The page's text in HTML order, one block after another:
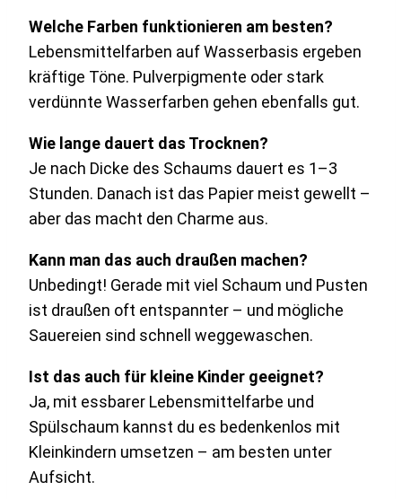
Welche Farben funktionieren am besten?
Lebensmittelfarben auf Wasserbasis ergeben
kräftige Töne. Pulverpigmente oder stark
verdünnte Wasserfarben gehen ebenfalls gut.
Wie lange dauert das Trocknen?
Je nach Dicke des Schaums dauert es 1–3
Stunden. Danach ist das Papier meist gewellt –
aber das macht den Charme aus.
Kann man das auch draußen machen?
Unbedingt! Gerade mit viel Schaum und Pusten
ist draußen oft entspannter – und mögliche
Sauereien sind schnell weggewaschen.
Ist das auch für kleine Kinder geeignet?
Ja, mit essbarer Lebensmittelfarbe und
Spülschaum kannst du es bedenkenlos mit
Kleinkindern umsetzen – am besten unter
Aufsicht.